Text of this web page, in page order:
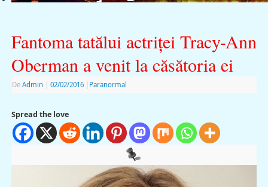
Fantoma tatălui actriţei Tracy-Ann
Oberman a venit la căsătoria ei
De Admin 02/02/2016 Paranormal
Spread the love